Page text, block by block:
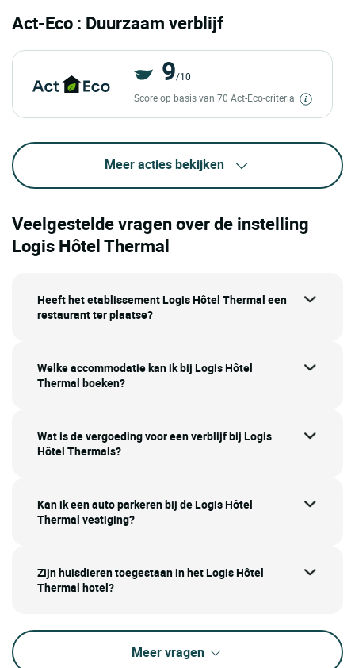
Act-Eco : Duurzaam verblijf
9/10
Score op basis van 70 Act-Eco-criteria
Meer acties bekijken
Veelgestelde vragen over de instelling
Logis Hôtel Thermal
Heeft het etablissement Logis Hôtel Thermal een
restaurant ter plaatse?
Welke accommodatie kan ik bij Logis Hôtel
Thermal boeken?
Wat is de vergoeding voor een verblijf bij Logis
Hôtel Thermals?
Kan ik een auto parkeren bij de Logis Hôtel
Thermal vestiging?
Zijn huisdieren toegestaan in het Logis Hôtel
Thermal hotel?
Meer vragen